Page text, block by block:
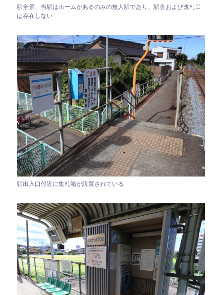
駅全景、当駅はホームがあるのみの無人駅であり、駅舎および改札口
は存在しない
駅出入口付近に集札箱が設置されている